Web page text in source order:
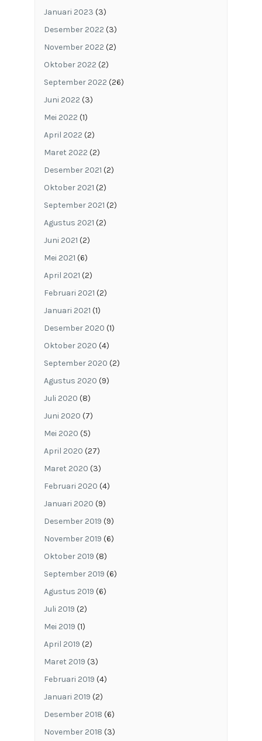
Januari 2023 (3)
Desember 2022 (3)
November 2022 (2)
Oktober 2022 (2)
September 2022 (26)
Juni 2022 (3)
Mei 2022 (1)
April 2022 (2)
Maret 2022 (2)
Desember 2021 (2)
Oktober 2021 (2)
September 2021 (2)
Agustus 2021 (2)
Juni 2021 (2)
Mei 2021 (6)
April 2021 (2)
Februari 2021 (2)
Januari 2021 (1)
Desember 2020 (1)
Oktober 2020 (4)
September 2020 (2)
Agustus 2020 (9)
Juli 2020 (8)
Juni 2020 (7)
Mei 2020 (5)
April 2020 (27)
Maret 2020 (3)
Februari 2020 (4)
Januari 2020 (9)
Desember 2019 (9)
November 2019 (6)
Oktober 2019 (8)
September 2019 (6)
Agustus 2019 (6)
Juli 2019 (2)
Mei 2019 (1)
April 2019 (2)
Maret 2019 (3)
Februari 2019 (4)
Januari 2019 (2)
Desember 2018 (6)
November 2018 (3)